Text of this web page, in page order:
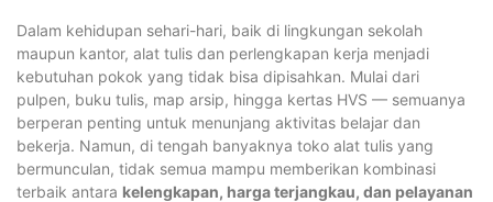
Dalam kehidupan sehari-hari, baik di lingkungan sekolah
maupun kantor, alat tulis dan perlengkapan kerja menjadi
kebutuhan pokok yang tidak bisa dipisahkan. Mulai dari
pulpen, buku tulis, map arsip, hingga kertas HVS — semuanya
berperan penting untuk menunjang aktivitas belajar dan
bekerja. Namun, di tengah banyaknya toko alat tulis yang
bermunculan, tidak semua mampu memberikan kombinasi
terbaik antara kelengkapan, harga terjangkau, dan pelayanan